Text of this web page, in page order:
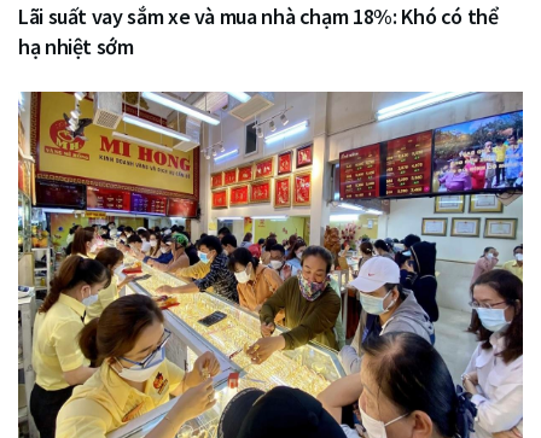
Lãi suất vay sắm xe và mua nhà chạm 18%: Khó có thể
hạ nhiệt sớm